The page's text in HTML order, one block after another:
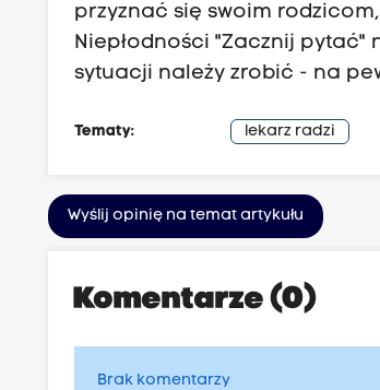
przyznać się swoim
Niepłodności "Zacznij
sytuacji należy zrobić - na
Tematy: lekarz radzi
Wyślij opinię na temat artykułu
Komentarze (0)
Brak komentarzy